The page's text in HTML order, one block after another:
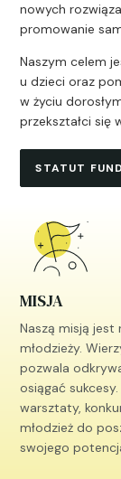
nowych
promowanie
Naszym celem
u dzieci oraz
w życiu
przekształci się
STATUT
MISJA
Naszą misją
młodzieży.
pozwala
osiągać
warsztaty,
młodzież do
swojego